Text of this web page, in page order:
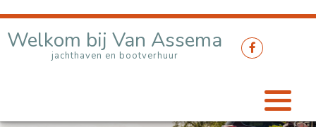
Welkom bij Van Assema
jachthaven en bootverhuur
Zomer Bij Van Assema